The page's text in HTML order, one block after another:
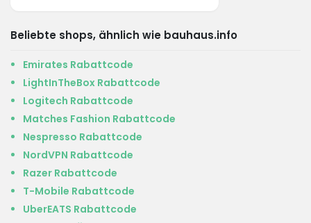
Beliebte shops, ähnlich wie bauhaus.info
Emirates Rabattcode
LightInTheBox Rabattcode
Logitech Rabattcode
Matches Fashion Rabattcode
Nespresso Rabattcode
NordVPN Rabattcode
Razer Rabattcode
T-Mobile Rabattcode
UberEATS Rabattcode